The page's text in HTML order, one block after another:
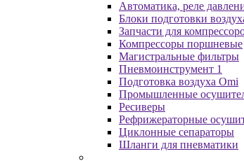
Автоматика, реле
Блоки подготовки
Запчасти для
Компрессоры поршневые
Магистральные фильтры
Пневмоинструмент 1
Подготовка воздуха Omi
Промышленные
Ресиверы
Рефрижераторные
Циклонные сепараторы
Шланги для пневматики